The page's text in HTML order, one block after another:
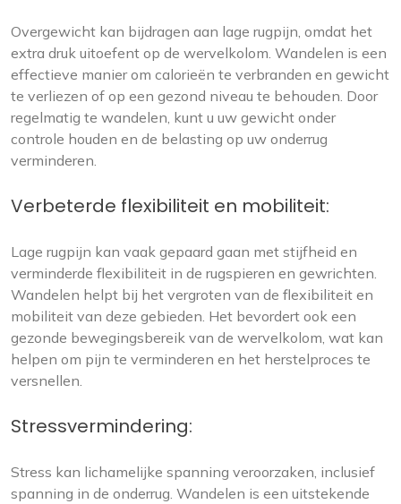
Overgewicht kan bijdragen aan lage rugpijn, omdat het
extra druk uitoefent op de wervelkolom. Wandelen is een
effectieve manier om calorieën te verbranden en gewicht
te verliezen of op een gezond niveau te behouden. Door
regelmatig te wandelen, kunt u uw gewicht onder
controle houden en de belasting op uw onderrug
verminderen.
Verbeterde flexibiliteit en mobiliteit:
Lage rugpijn kan vaak gepaard gaan met stijfheid en
verminderde flexibiliteit in de rugspieren en gewrichten.
Wandelen helpt bij het vergroten van de flexibiliteit en
mobiliteit van deze gebieden. Het bevordert ook een
gezonde bewegingsbereik van de wervelkolom, wat kan
helpen om pijn te verminderen en het herstelproces te
versnellen.
Stressvermindering:
Stress kan lichamelijke spanning veroorzaken, inclusief
spanning in de onderrug. Wandelen is een uitstekende